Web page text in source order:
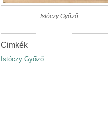
Istóczy Győző
Cimkék
Istóczy Győző